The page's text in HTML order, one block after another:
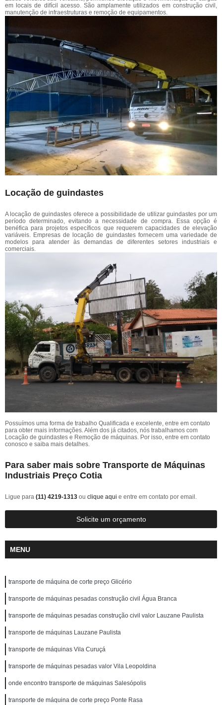
em locais de difícil acesso. São amplamente utilizados em construção civil,
manutenção de infraestruturas e remoção de equipamentos.
Locação de guindastes
A locação de guindastes oferece a possibilidade de utilizar guindastes por um
período determinado, evitando a necessidade de compra. Essa opção é
benéfica para projetos específicos que requerem capacidades de elevação
variáveis. Empresas de locação de guindastes fornecem uma variedade de
modelos para atender às demandas de diferentes setores industriais e
comerciais.
Possuímos uma forma de trabalho Qualificada e excelente, entre em contato
para obter mais informações. Além dos já citados, nós trabalhamos com
Locação de guindastes e Remoção de máquinas. Por isso, entre em contato
conosco e saiba mais detalhes.
Para saber mais sobre Transporte de Máquinas
Industriais Preço Cotia
Ligue para (11) 4219-1313 ou clique aqui e entre em contato por email.
Solicite um orçamento
MENU
transporte de máquina de corte preço Glicério
transporte de máquinas pesadas construção civil Água Branca
transporte de máquinas pesadas construção civil valor Lauzane Paulista
transporte de máquinas Lauzane Paulista
transporte de máquinas Vila Curuçá
transporte de máquinas pesadas valor Vila Leopoldina
onde encontro transporte de máquinas Salesópolis
transporte de máquina de corte preço Ponte Rasa